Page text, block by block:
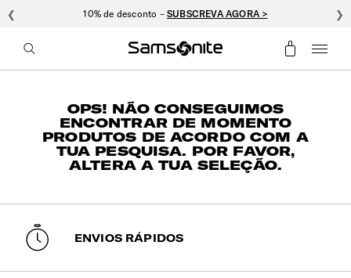
10% de desconto –SUBSCREVA AGORA >
❮ ❯
OPS! NÃO CONSEGUIMOS
ENCONTRAR DE MOMENTO
PRODUTOS DE ACORDO COM A
TUA PESQUISA. POR FAVOR,
ALTERA A TUA SELEÇÃO.
ENVIOS RÁPIDOS